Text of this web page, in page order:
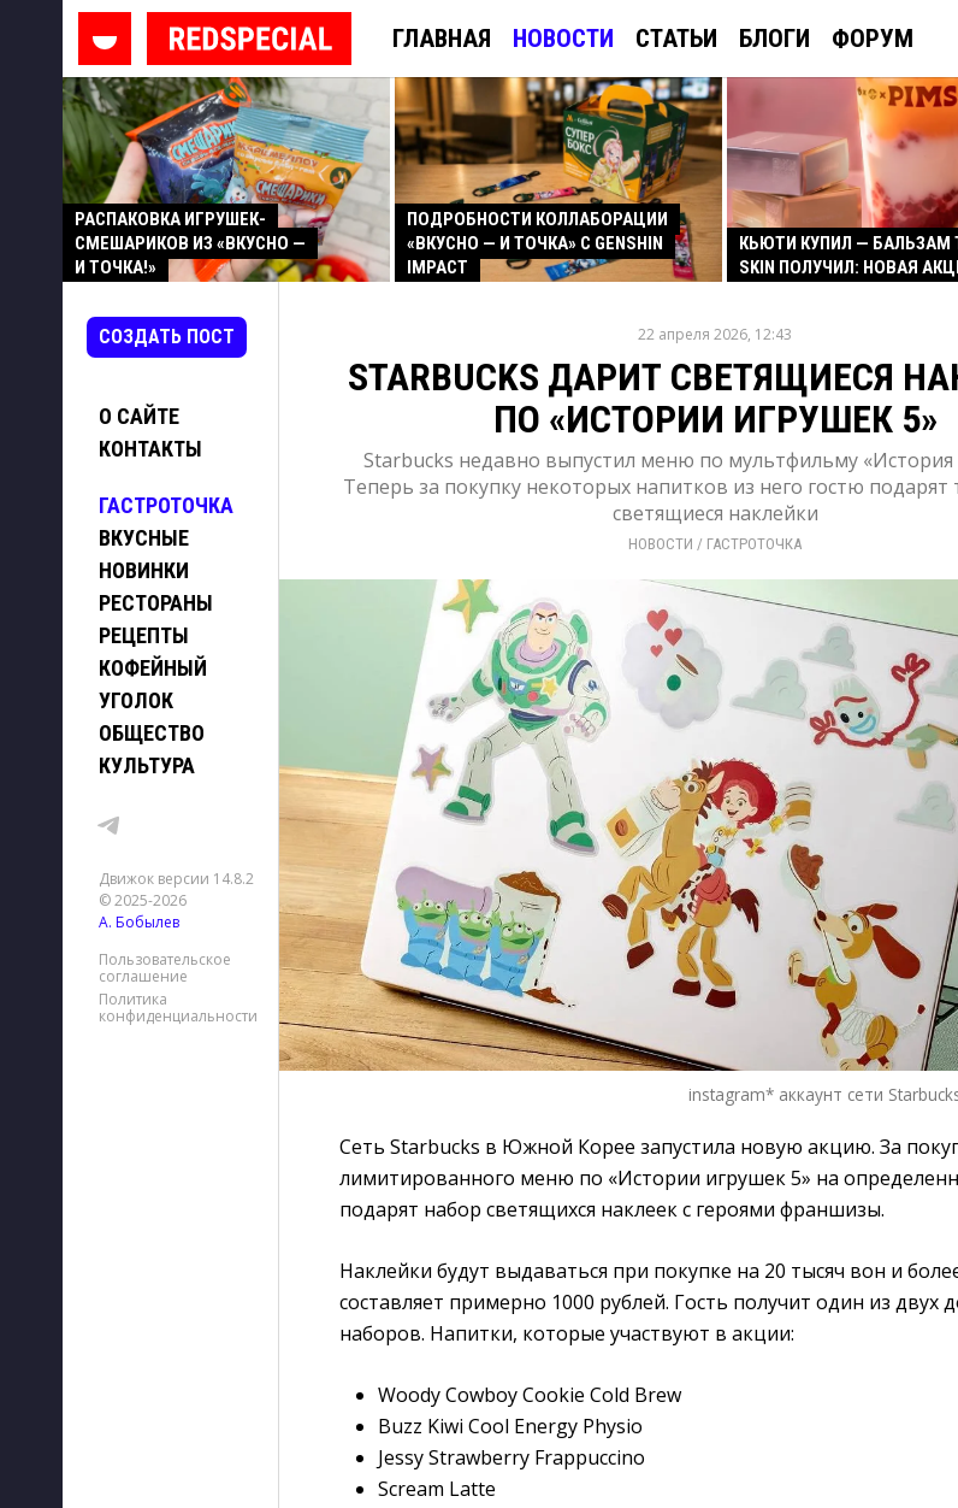
ГЛАВНАЯ НОВОСТИ СТАТЬИ БЛОГИ ФОРУМ
РАСПАКОВКА ИГРУШЕК-
СМЕШАРИКОВ ИЗ «ВКУСНО —
И ТОЧКА!»
ПОДРОБНОСТИ КОЛЛАБОРАЦИИ
«ВКУСНО — И ТОЧКА» С GENSHIN
IMPACT
КЬЮТИ КУПИЛ — БАЛЬЗАМ
SKIN ПОЛУЧИЛ: НОВАЯ
СОЗДАТЬ ПОСТ
О САЙТЕ
КОНТАКТЫ
ГАСТРОТОЧКА
ВКУСНЫЕ
НОВИНКИ
РЕСТОРАНЫ
РЕЦЕПТЫ
КОФЕЙНЫЙ
УГОЛОК
ОБЩЕСТВО
КУЛЬТУРА
Движок версии 14.8.2
© 2025-2026
А. Бобылев
Пользовательское
соглашение
Политика
конфиденциальности
22 апреля 2026, 12:43
STARBUCKS ДАРИТ СВЕТЯЩИЕСЯ
ПО «ИСТОРИИ ИГРУШЕК 5»
Starbucks недавно выпустил меню по мультфильму «История
Теперь за покупку некоторых напитков из него гостю подарят
светящиеся наклейки
НОВОСТИ / ГАСТРОТОЧКА
instagram* аккаунт сети
Сеть Starbucks в Южной Корее запустила новую акцию. За
лимитированного меню по «Истории игрушек 5» на
подарят набор светящихся наклеек с героями франшизы.
Наклейки будут выдаваться при покупке на 20 тысяч вон и
составляет примерно 1000 рублей. Гость получит один из двух
наборов. Напитки, которые участвуют в акции:
Woody Cowboy Cookie Cold Brew
Buzz Kiwi Cool Energy Physio
Jessy Strawberry Frappuccino
Scream Latte